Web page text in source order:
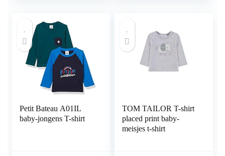
Petit Bateau A01IL
baby-jongens T-shirt
TOM TAILOR T-shirt
placed print baby-
meisjes t-shirt